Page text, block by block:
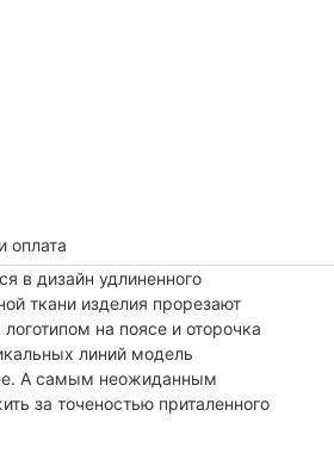
оплата
в дизайн удлиненного
ткани изделия прорезают
на поясе и оторочка
линий модель
А самым неожиданным
за точеностью приталенного